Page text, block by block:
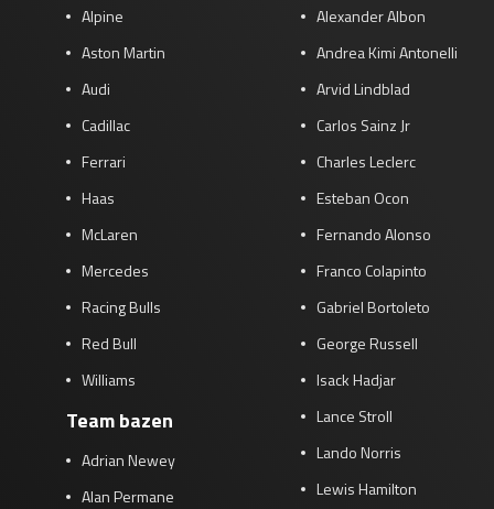
Alpine
Aston Martin
Audi
Cadillac
Ferrari
Haas
McLaren
Mercedes
Racing Bulls
Red Bull
Williams
Team bazen
Adrian Newey
Alan Permane
Alexander Albon
Andrea Kimi Antonelli
Arvid Lindblad
Carlos Sainz Jr
Charles Leclerc
Esteban Ocon
Fernando Alonso
Franco Colapinto
Gabriel Bortoleto
George Russell
Isack Hadjar
Lance Stroll
Lando Norris
Lewis Hamilton